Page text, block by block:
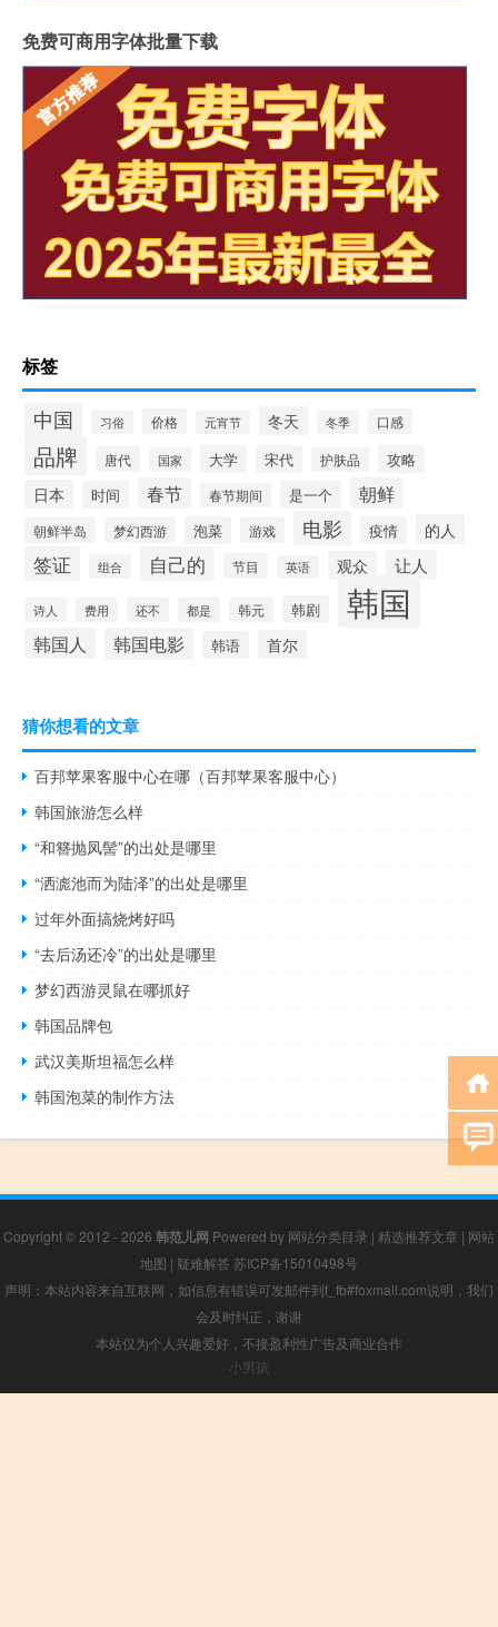
免费可商用字体批量下载
标签
中国 习俗 价格 元宵节 冬天 冬季 口感
品牌 唐代 国家 大学 宋代 护肤品 攻略
日本 时间 春节 春节期间 是一个 朝鲜
朝鲜半岛 梦幻西游 泡菜 游戏 电影 疫情 的人
签证 组合 自己的 节目 英语 观众 让人
诗人 费用 还不 都是 韩元 韩剧 韩国
韩国人 韩国电影 韩语 首尔
猜你想看的文章
百邦苹果客服中心在哪（百邦苹果客服中心）
韩国旅游怎么样
“和簪抛凤髻”的出处是哪里
“洒滮池而为陆泽”的出处是哪里
过年外面搞烧烤好吗
“去后汤还冷”的出处是哪里
梦幻西游灵鼠在哪抓好
韩国品牌包
武汉美斯坦福怎么样
韩国泡菜的制作方法
Copyright © 2012 - 2026 韩范儿网 Powered by 网站分类目录 | 精选推荐文章 | 网站
地图 | 疑难解答 苏ICP备15010498号
声明：本站内容来自互联网，如信息有错误可发邮件到f_fb#foxmail.com说明，我们
会及时纠正，谢谢
本站仅为个人兴趣爱好，不接盈利性广告及商业合作
小男孩